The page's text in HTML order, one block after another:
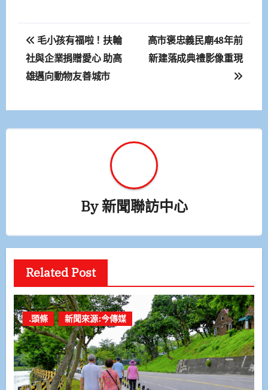
文
章
導
覽
毛小孩有福啦！扶輪
社與企業捐贈愛心 助高
雄邁向動物友善城市
高市褒忠義民廟48年前
新建落成典禮影像重現
By新聞聯訪中心
Related Post
.頭條 新聞來源:今傳媒